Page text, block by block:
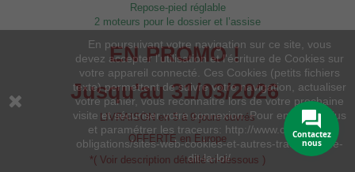
Repose-pied réglable
2 moteurs pour le dossier et l’assise
EN PROMO !
Jusqu'au 31/03/2026
LIVRAISON en 5 à 9 jours ouvrés
OFFERTE en Europe
*( Voir description détaillé ci-dessous )
En poursuivant votre navigation sur ce site, vous
devez accepter l’utilisation et l'écriture de Cookies sur
votre appareil connecté. Ces Cookies (petits fichiers
texte) permettent de suivre votre navigation, actualiser
votre panier, vous reconnaitre lors de votre prochaine
visite et sécuriser votre connexion. Pour en savoir plus
et paramétrer les traceurs: http://www.cnil.fr/vos-
obligations/sites-web-cookies-et-autres-traceurs/que-
dit-la-loi/
Contactez
nous